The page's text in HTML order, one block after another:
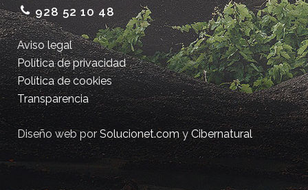
928 52 10 48
Aviso legal
Política de privacidad
Política de cookies
Transparencia
Diseño web porSolucionet.comyCibernatural